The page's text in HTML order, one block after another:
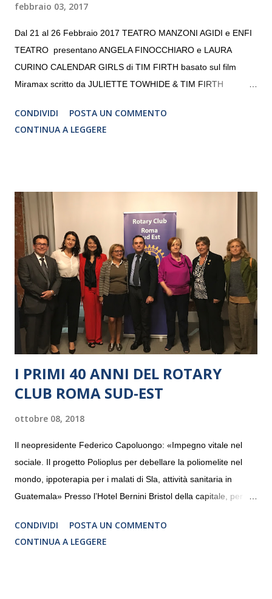
febbraio 03, 2017
Dal 21 al 26 Febbraio 2017 TEATRO MANZONI AGIDI e ENFI
TEATRO presentano ANGELA FINOCCHIARO e LAURA
CURINO CALENDAR GIRLS di TIM FIRTH basato sul film
Miramax scritto da JULIETTE TOWHIDE & TIM FIRTH
CRISTINA PEZZOLI
CONDIVIDI
POSTA UN COMMENTO
CONTINUA A LEGGERE
I PRIMI 40 ANNI DEL ROTARY
CLUB ROMA SUD-EST
ottobre 08, 2018
Il neopresidente Federico Capoluongo: «Impegno vitale nel
sociale. Il progetto Polioplus per debellare la poliomelite nel
mondo, ippoterapia per i malati di Sla, attività sanitaria in
Guatemala» Presso l’Hotel Bernini Bristol della capitale, per la
programmazione del Rotary Club Roma Sud-Est che festeggia
i quaranta anni di attività. Un’occasione per raccontare al
CONDIVIDI
POSTA UN COMMENTO
CONTINUA A LEGGERE